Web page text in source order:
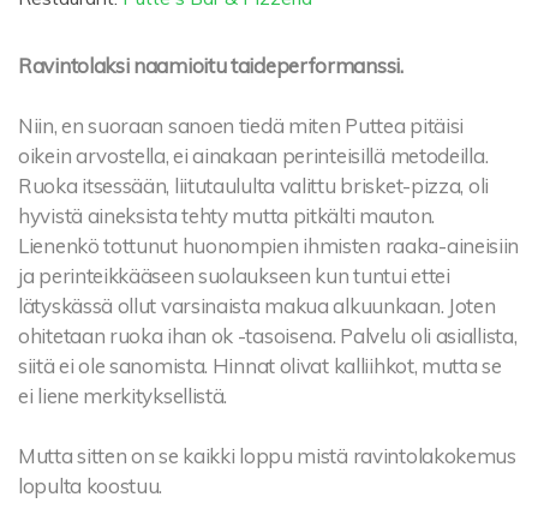
Ravintolaksi naamioitu taideperformanssi.
Niin, en suoraan sanoen tiedä miten Puttea pitäisi
oikein arvostella, ei ainakaan perinteisillä metodeilla.
Ruoka itsessään, liitutaululta valittu brisket-pizza, oli
hyvistä aineksista tehty mutta pitkälti mauton.
Lienenkö tottunut huonompien ihmisten raaka-aineisiin
ja perinteikkääseen suolaukseen kun tuntui ettei
lätyskässä ollut varsinaista makua alkuunkaan. Joten
ohitetaan ruoka ihan ok -tasoisena. Palvelu oli asiallista,
siitä ei ole sanomista. Hinnat olivat kalliihkot, mutta se
ei liene merkityksellistä.
Mutta sitten on se kaikki loppu mistä ravintolakokemus
lopulta koostuu.